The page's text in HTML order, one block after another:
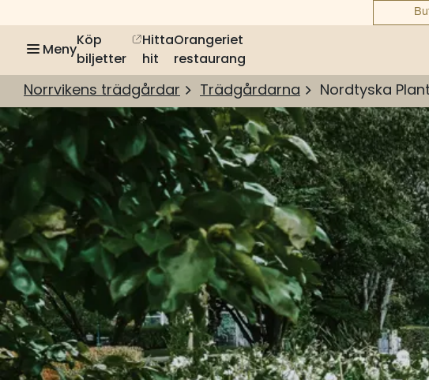
MenyKöp
biljetter
Hitta
hit
Orangeriet
restaurang
Norrvikens trädgårdar Trädgårdarna Nordtyska